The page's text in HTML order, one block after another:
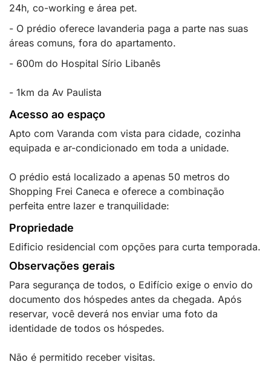
24h, co-working e área pet.
- O prédio oferece lavanderia paga a parte nas suas
áreas comuns, fora do apartamento.
- 600m do Hospital Sírio Libanês
- 1km da Av Paulista
Acesso ao espaço
Apto com Varanda com vista para cidade, cozinha
equipada e ar-condicionado em toda a unidade.
O prédio está localizado a apenas 50 metros do
Shopping Frei Caneca e oferece a combinação
perfeita entre lazer e tranquilidade:
Propriedade
Edificio residencial com opções para curta temporada.
Observações gerais
Para segurança de todos, o Edifício exige o envio do
documento dos hóspedes antes da chegada. Após
reservar, você deverá nos enviar uma foto da
identidade de todos os hóspedes.
Não é permitido receber visitas.